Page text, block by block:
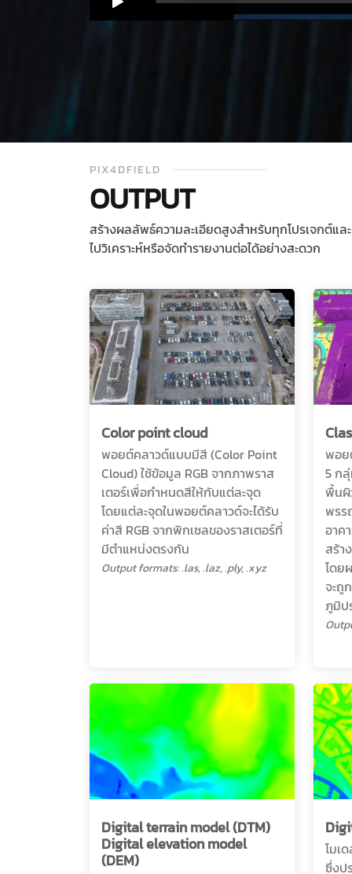
PIX4DFIELD
OUTPUT
สร้างผลลัพธ์ความละเอียดสูงสำหรับทุกโปรเจกต์แ
ไปวิเคราะห์หรือจัดทำรายงานต่อได้อย่างสะดวก
Color point cloud
พอยต์คลาวด์แบบมีสี (Color Point
Cloud) ใช้ข้อมูล RGB จากภาพราส
เตอร์เพื่อกำหนดสีให้กับแต่ละจุด
โดยแต่ละจุดในพอยต์คลาวด์จะได้รับ
ค่าสี RGB จากพิกเซลของราสเตอร์ที่
มีตำแหน่งตรงกัน
Output formats: .las, .laz, .ply, .xyz
พอย
5 ก
พื้นผิ
พรร
อาค
สร้า
โดย
จะถู
ภูมิป
Digital terrain model (DTM)
Digital elevation model
(DEM)
โมเ
ซึ่งป